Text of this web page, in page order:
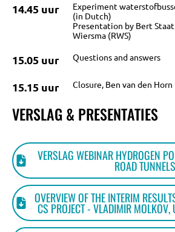
CONTACT
14.45 uur
Experiment
(in Dutch)
Presentation by Bert Staat
Wiersma (RWS)
15.05 uur Questions and answers
15.15 uur Closure, Ben van den Horn
VERSLAG & PRESENTATIES
VERSLAG WEBINAR HYDROGEN
ROAD TUNNELS
OVERVIEW OF THE INTERIM
CS PROJECT - VLADIMIR MOLKOV,